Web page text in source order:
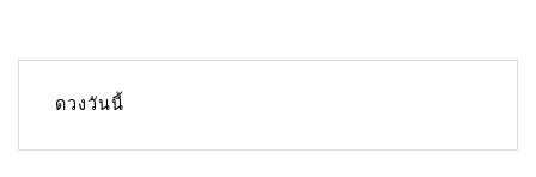
i
ดวงวันนี้